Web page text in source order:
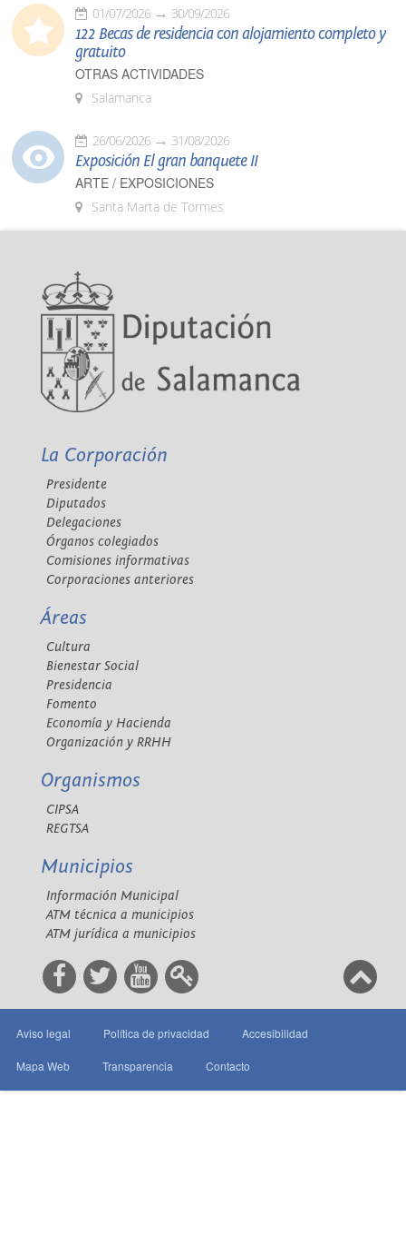
01/07/2026 30/09/2026
122 Becas de residencia con alojamiento completo y
gratuito
OTRAS ACTIVIDADES
Salamanca
26/06/2026 31/08/2026
Exposición El gran banquete II
ARTE / EXPOSICIONES
Santa Marta de Tormes
La Corporación
Presidente
Diputados
Delegaciones
Órganos colegiados
Comisiones informativas
Corporaciones anteriores
Áreas
Cultura
Bienestar Social
Presidencia
Fomento
Economía y Hacienda
Organización y RRHH
Organismos
CIPSA
REGTSA
Municipios
Información Municipal
ATM técnica a municipios
ATM jurídica a municipios
Aviso legal Política de privacidad Accesibilidad
Mapa Web Transparencia Contacto